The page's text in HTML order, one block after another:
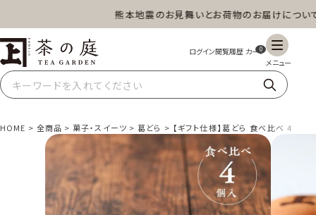
熊本地震のお見舞いとお荷物のお届けについて
茶の庭オンラインショップ 0
HOME 全商品 菓子・スイーツ 葛どら 【ギフト仕様】葛どら 食べ比べ 4個（